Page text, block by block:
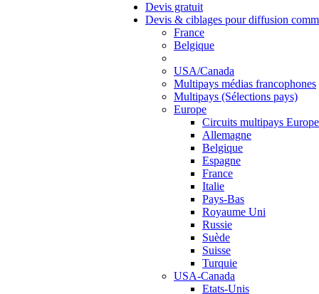
Devis gratuit
Devis & ciblages pour diffusion
France
Belgique
USA/Canada
Multipays médias francophones
Multipays (Sélections pays)
Europe
Circuits multipays Europe
Allemagne
Belgique
Espagne
France
Italie
Pays-Bas
Royaume Uni
Russie
Suède
Suisse
Turquie
USA-Canada
Etats-Unis